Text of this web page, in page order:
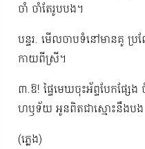
ចាំ​ ចាំតែរូបបង។
បន្ទរ. មើលចាបទំនៅមានគូ ប្រ
កាយពីស្រី។
៣.ឱ! ផ្ទៃមេឃចុះអ័ព្ទបែកផ្សែ
ហឫទ័យ អូនពិតជាស្មោះនឹងប
(ភ្លេង)